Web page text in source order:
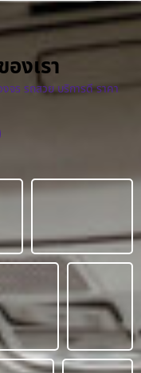
งเรา
จร รถสวย บริการดี ราคา